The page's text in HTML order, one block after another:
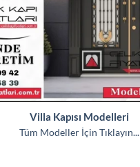
Villa Kapısı Modelleri
Tüm Modeller İçin Tıklayın...